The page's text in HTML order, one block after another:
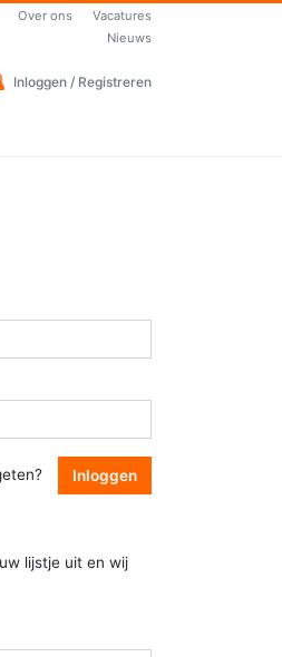
Over ons
Vacatures
Nieuws
Inloggen / Registreren
Inloggen
lijstje uit en wij